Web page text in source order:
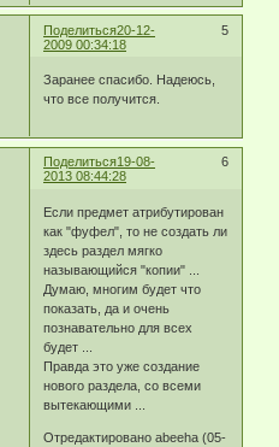
Поделиться 5
20-12-
2009 00:34:18
Заранее спасибо. Надеюсь,
что все получится.
Поделиться 6
19-08-
2013 08:44:28
Если предмет атрибутирован
как "фуфел", то не создать ли
здесь раздел мягко
называющийся "копии" ...
Думаю, многим будет что
показать, да и очень
познавательно для всех
будет ...
Правда это уже создание
нового раздела, со всеми
вытекающими ...
Отредактировано abeeha (05-